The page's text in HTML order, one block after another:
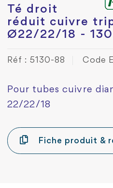
Té droit
réduit cuivre
Ø22/22/18 -
Réf : 5130-88 Code
Pour tubes cuivre
22/22/18
Fiche produit &